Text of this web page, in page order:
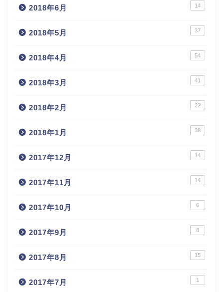
2018年6月 14
2018年5月 37
2018年4月 54
2018年3月 41
2018年2月 22
2018年1月 38
2017年12月 14
2017年11月 14
2017年10月 6
2017年9月 8
2017年8月 15
2017年7月 1